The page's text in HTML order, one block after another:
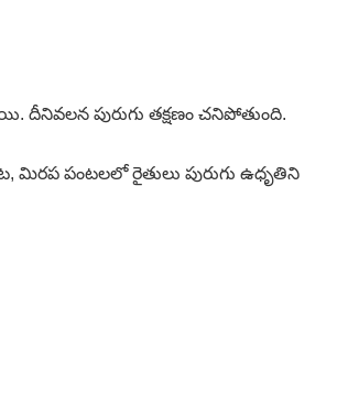
దీనివలన పురుగు తక్షణం చనిపోతుంది.
మిరప పంటలలో రైతులు పురుగు ఉధృతిని